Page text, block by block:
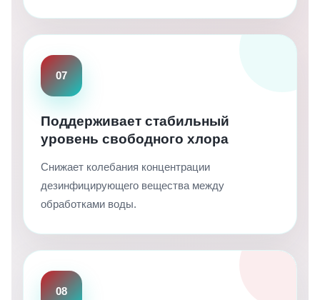
07
Поддерживает стабильный
уровень свободного хлора
Снижает колебания концентрации
дезинфицирующего вещества между
обработками воды.
08